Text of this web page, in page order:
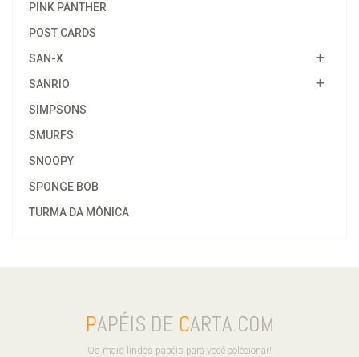
PINK PANTHER
POST CARDS
SAN-X
SANRIO
SIMPSONS
SMURFS
SNOOPY
SPONGE BOB
TURMA DA MÔNICA
PAPÉIS DE CARTA.COM
Os mais lindos papéis para você colecionar!